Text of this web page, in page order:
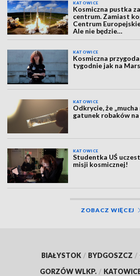
KATOWICE
Kosmiczna pustka
centrum. Zamiast
Centrum
Ale nie będzie…
KATOWICE
Kosmiczna
tygodnie jak na
KATOWICE
Odkrycie, że
gatunek robaków na
KATOWICE
Studentka UŚ
misji kosmicznej!
ZOBACZ WIĘCEJ
BIAŁYSTOK / BYDGOSZCZ /
GORZÓW WLKP. /